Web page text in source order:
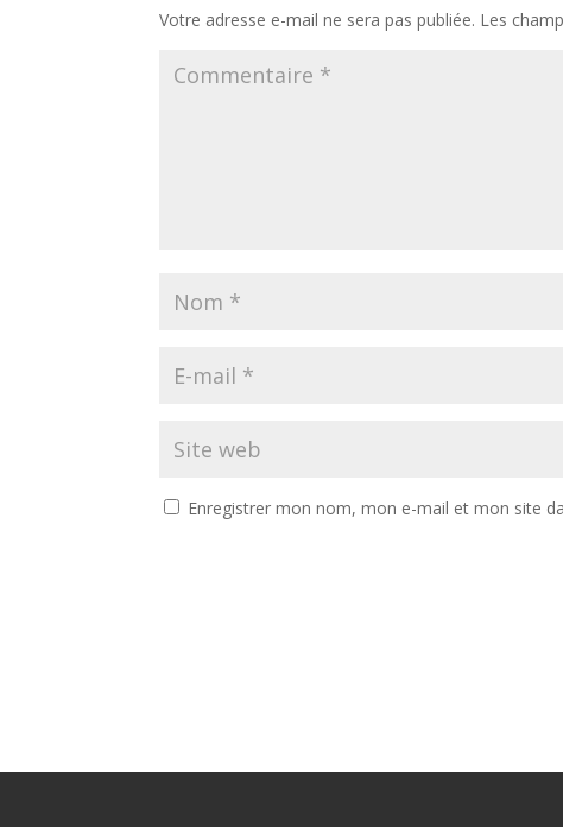
Votre adresse e-mail ne sera pas publiée. Les
Enregistrer mon nom, mon e-mail et mon site